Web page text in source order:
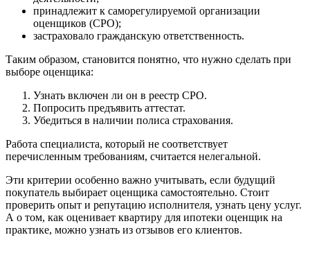
принадлежит к саморегулируемой организации
оценщиков (СРО);
застраховало гражданскую ответственность.
Таким образом, становится понятно, что нужно сделать при
выборе оценщика:
Узнать включен ли он в реестр СРО.
Попросить предъявить аттестат.
Убедиться в наличии полиса страхования.
Работа специалиста, который не соответствует
перечисленным требованиям, считается нелегальной.
Эти критерии особенно важно учитывать, если будущий
покупатель выбирает оценщика самостоятельно. Стоит
проверить опыт и репутацию исполнителя, узнать цену услуг.
А о том, как оценивает квартиру для ипотеки оценщик на
практике, можно узнать из отзывов его клиентов.